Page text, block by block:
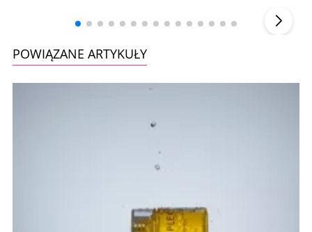
POWIĄZANE ARTYKUŁY